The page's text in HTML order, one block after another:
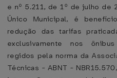
e nº 5.211, de 1º de julho de
Único Municipal, é
redução das tarifas
exclusivamente nos
regidos pela norma da
Técnicas - ABNT -